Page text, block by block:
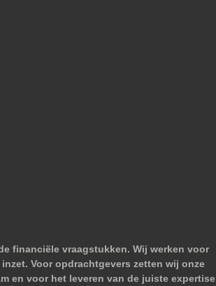
financiële vraagstukken. Wij werken voor
Voor opdrachtgevers zetten wij onze
en voor het leveren van de juiste expertise